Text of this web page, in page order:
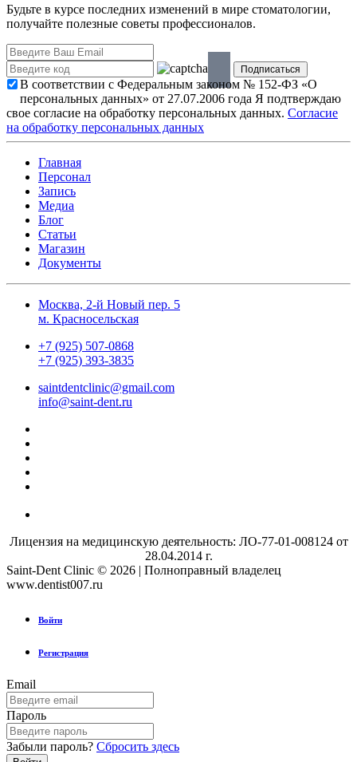
Будьте в курсе последних изменений в мире стоматологии,
получайте полезные советы профессионалов.
В соответствии с Федеральным законом № 152-ФЗ «О
персональных данных» от 27.07.2006 года Я подтверждаю
свое согласие на обработку персональных данных. Согласие
на обработку персональных данных
Главная
Персонал
Запись
Медиа
Блог
Статьи
Магазин
Документы
Москва, 2-й Новый пер. 5
м. Красносельская
+7 (925) 507-0868
+7 (925) 393-3835
saintdentclinic@gmail.com
info@saint-dent.ru
Лицензия на медицинскую деятельность: ЛО-77-01-008124 от
28.04.2014 г.
Saint-Dent Clinic © 2026 | Полноправный владелец
www.dentist007.ru
Войти
Регистрация
Email
Пароль
Забыли пароль? Сбросить здесь